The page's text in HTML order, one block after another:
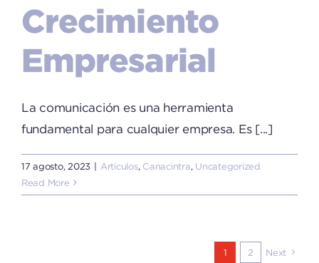
Crecimiento
Empresarial
La comunicación es una herramienta
fundamental para cualquier empresa. Es [...]
17 agosto, 2023 | Artículos, Canacintra Uncategorized
Read More
1 2 Next